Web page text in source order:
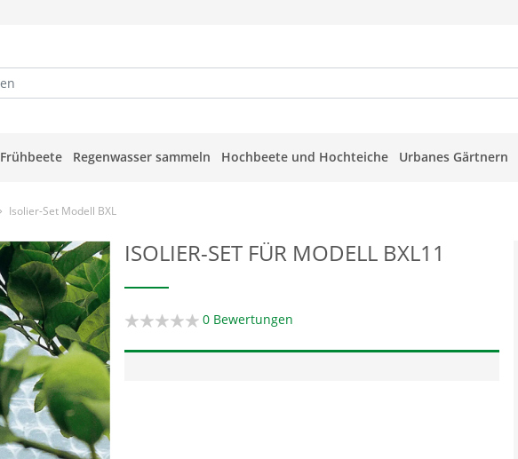
Frühbeete Regenwasser sammeln Hochbeete und Hochteiche Urbanes Gärtnern
Isolier-Set Modell BXL
ISOLIER-SET FÜR MODELL BXL11
0 Bewertungen